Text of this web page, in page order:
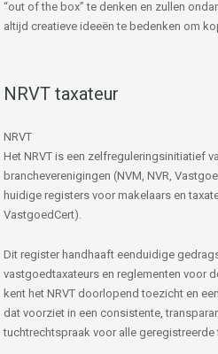
“out of the box” te denken en zullen
altijd creatieve ideeën te bedenken om
NRVT taxateur
NRVT
Het NRVT is een zelfreguleringsinitiatief
brancheverenigingen (NVM, NVR,
huidige registers voor makelaars en
VastgoedCert).
Dit register handhaaft eenduidige
vastgoedtaxateurs en reglementen voor
kent het NRVT doorlopend toezicht en
dat voorziet in een consistente,
tuchtrechtspraak voor alle geregistreerde